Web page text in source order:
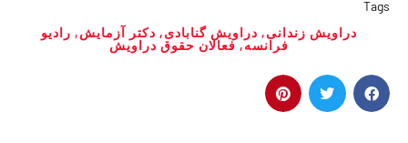
دراویش زندانی ,دراویش گنابادی,دکتر آزمایش ,رادیو
فرانسه,فعالان حقوق دراویش